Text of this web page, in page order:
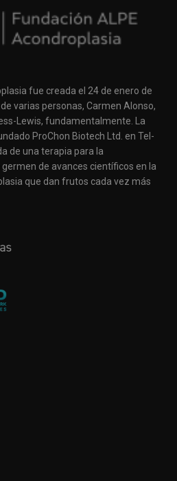
fue creada el 24 de enero de
varias personas, Carmen Alonso,
Lewis, fundamentalmente. La
ProChon Biotech Ltd. en Tel-
de una terapia para la
de avances científicos en la
que dan frutos cada vez más